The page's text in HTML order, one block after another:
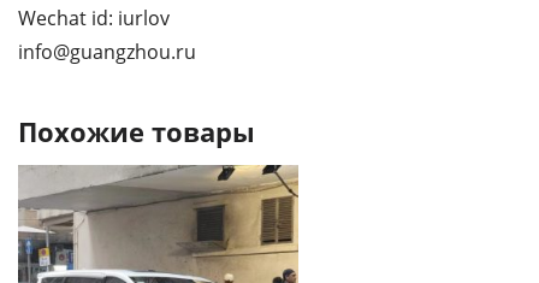
Wechat id: iurlov
info@guangzhou.ru
Похожие товары